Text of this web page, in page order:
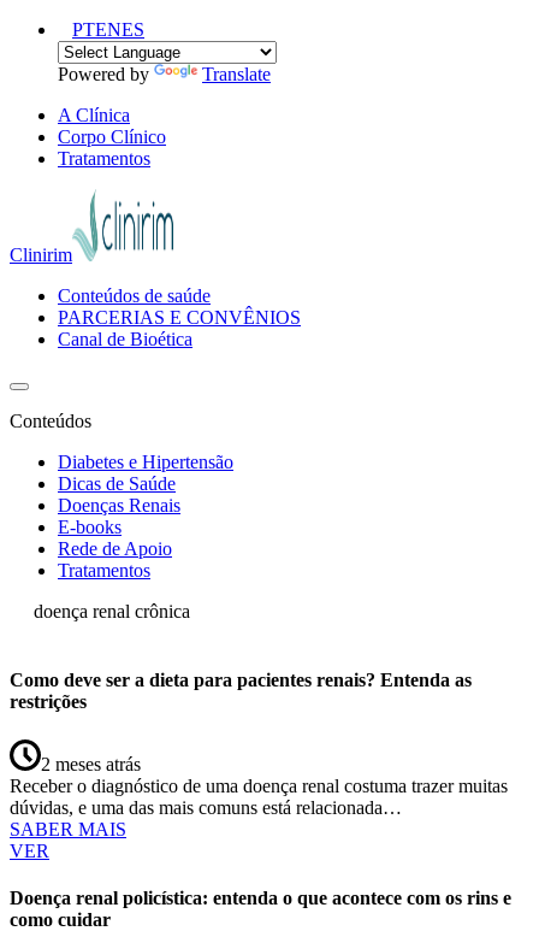
PTENES
Powered by
Translate
A Clínica
Corpo Clínico
Tratamentos
Clinirim
Conteúdos de saúde
PARCERIAS E CONVÊNIOS
Canal de Bioética
Conteúdos
Diabetes e Hipertensão
Dicas de Saúde
Doenças Renais
E-books
Rede de Apoio
Tratamentos
doença renal crônica
Como deve ser a dieta para pacientes renais? Entenda as
restrições
2 meses atrás
Receber o diagnóstico de uma doença renal costuma trazer muitas
dúvidas, e uma das mais comuns está relacionada…
SABER MAIS
VER
Doença renal policística: entenda o que acontece com os rins e
como cuidar